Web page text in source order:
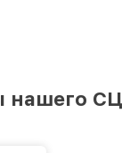
нашего